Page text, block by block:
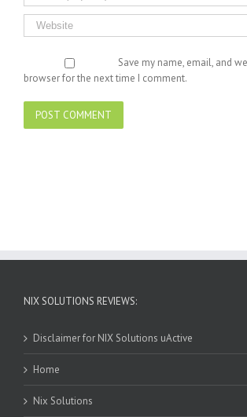
Save my name, email, and
browser for the next time I comment.
NIX SOLUTIONS REVIEWS:
Disclaimer for NIX Solutions uActive
Home
Nix Solutions